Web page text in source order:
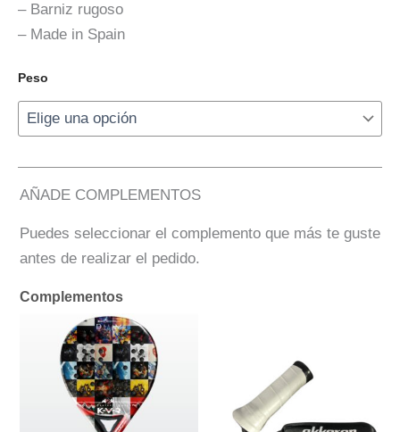
– Barniz rugoso
– Made in Spain
Peso
AÑADE COMPLEMENTOS
Puedes seleccionar el complemento que más te guste
antes de realizar el pedido.
Complementos